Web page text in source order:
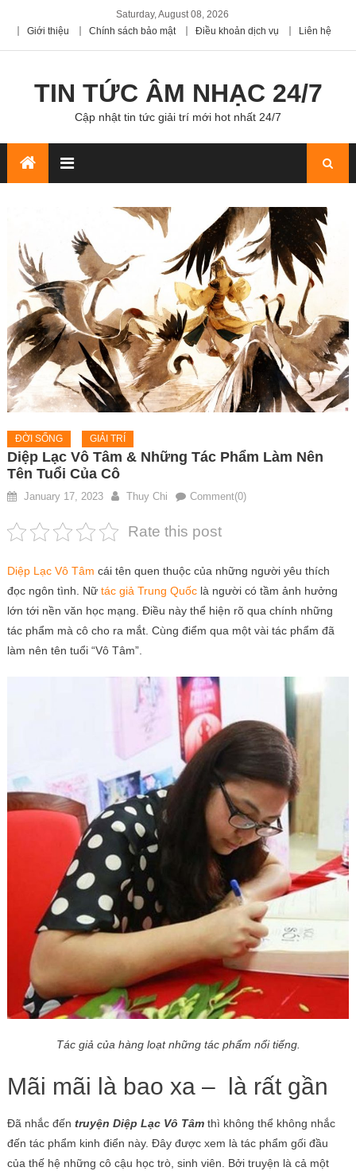
Saturday, August 08, 2026
Giới thiệu
Chính sách bảo mật Điều khoản dịch vụ Liên hệ
TIN TỨC ÂM NHẠC 24/7
Cập nhật tin tức giải trí mới hot nhất 24/7
ĐỜI SỐNG GIẢI TRÍ
Diệp Lạc Vô Tâm & Những Tác Phẩm Làm Nên
Tên Tuổi Của Cô
January 17, 2023 Thuy Chi Comment(0)
Rate this post
Diệp Lạc Vô Tâm cái tên quen thuộc của những người yêu thích
đọc ngôn tình. Nữ tác giả Trung Quốclà người có tầm ảnh hưởng
lớn tới nền văn học mạng. Điều này thể hiện rõ qua chính những
tác phẩm mà cô cho ra mắt. Cùng điểm qua một vài tác phẩm đã
làm nên tên tuổi “Vô Tâm”.
Tác giả của hàng loạt những tác phẩm nổi tiếng.
Mãi mãi là bao xa – là rất gần
Đã nhắc đến truyện Diệp Lạc Vô Tâm thì không thể không nhắc
đến tác phẩm kinh điển này. Đây được xem là tác phẩm gối đầu
của thế hệ những cô cậu học trò, sinh viên. Bởi truyện là cả một